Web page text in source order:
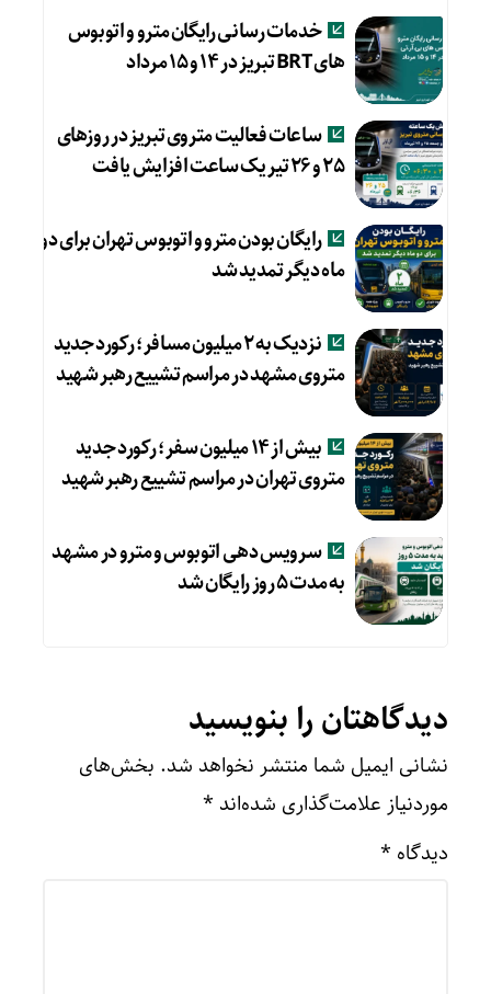
خدمات رسانی رایگان مترو و اتوبوس
های BRT تبریز در ۱۴ و ۱۵ مرداد
ساعات فعالیت متروی تبریز در روزهای
۲۵ و ۲۶ تیر یک ساعت افزایش یافت
رایگان بودن مترو و اتوبوس تهران برای دو
ماه دیگر تمدید شد
نزدیک به ۲ میلیون مسافر؛ رکورد جدید
متروی مشهد در مراسم تشییع رهبر شهید
بیش از ۱۴ میلیون سفر؛ رکورد جدید
متروی تهران در مراسم تشییع رهبر شهید
سرویس دهی اتوبوس و مترو در مشهد
به مدت ۵ روز رایگان شد
دیدگاهتان را بنویسید
نشانی ایمیل شما منتشر نخواهد شد. بخش‌های
موردنیاز علامت‌گذاری شده‌اند *
دیدگاه *